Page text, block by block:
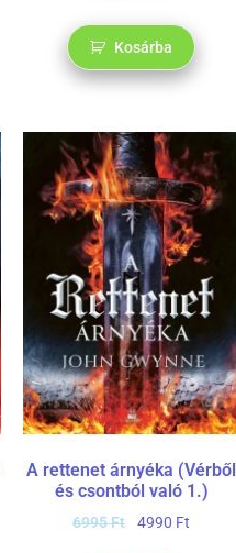
Kosárba
A rettenet árnyéka (Vérből
és csontból való 1.)
6995Ft 4990 Ft